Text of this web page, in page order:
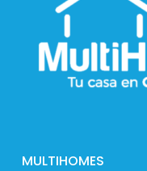
MULTIHOMES